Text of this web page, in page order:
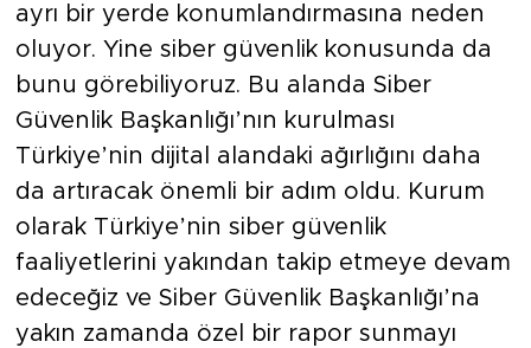
ayrı bir yerde konumlandırmasına neden
oluyor. Yine siber güvenlik konusunda da
bunu görebiliyoruz. Bu alanda Siber
Güvenlik Başkanlığı’nın kurulması
Türkiye’nin dijital alandaki ağırlığını daha
da artıracak önemli bir adım oldu. Kurum
olarak Türkiye’nin siber güvenlik
faaliyetlerini yakından takip etmeye devam
edeceğiz ve Siber Güvenlik Başkanlığı’na
yakın zamanda özel bir rapor sunmayı